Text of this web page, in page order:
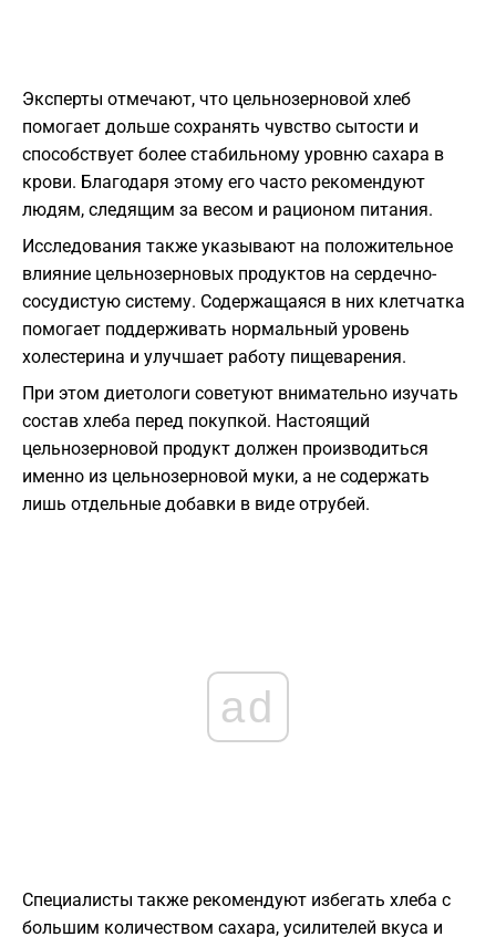
Эксперты отмечают, что цельнозерновой хлеб
помогает дольше сохранять чувство сытости и
способствует более стабильному уровню сахара в
крови. Благодаря этому его часто рекомендуют
людям, следящим за весом и рационом питания.
Исследования также указывают на положительное
влияние цельнозерновых продуктов на сердечно-
сосудистую систему. Содержащаяся в них клетчатка
помогает поддерживать нормальный уровень
холестерина и улучшает работу пищеварения.
При этом диетологи советуют внимательно изучать
состав хлеба перед покупкой. Настоящий
цельнозерновой продукт должен производиться
именно из цельнозерновой муки, а не содержать
лишь отдельные добавки в виде отрубей.
ad
Специалисты также рекомендуют избегать хлеба с
большим количеством сахара, усилителей вкуса и